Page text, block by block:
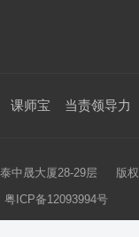
课师宝 当责领导力
泰中晟大厦28-29层 版权
粤ICP备12093994号